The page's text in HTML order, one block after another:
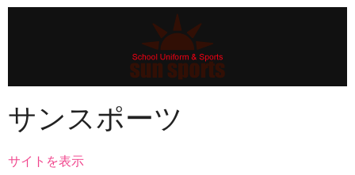
サンスポーツ
サイトを表示